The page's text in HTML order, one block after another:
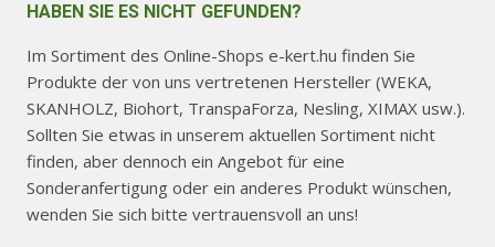
HABEN SIE ES NICHT GEFUNDEN?
Im Sortiment des Online-Shops e-kert.hu finden Sie
Produkte der von uns vertretenen Hersteller (WEKA,
SKANHOLZ, Biohort, TranspaForza, Nesling, XIMAX usw.).
Sollten Sie etwas in unserem aktuellen Sortiment nicht
finden, aber dennoch ein Angebot für eine
Sonderanfertigung oder ein anderes Produkt wünschen,
wenden Sie sich bitte vertrauensvoll an uns!